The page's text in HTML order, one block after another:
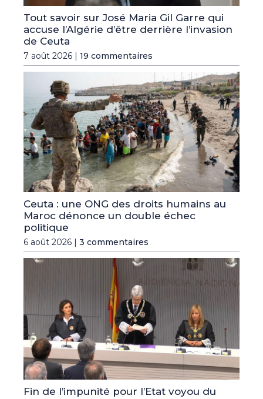
Tout savoir sur José Maria Gil Garre qui
accuse l’Algérie d’être derrière l’invasion
de Ceuta
7 août 2026 | 19 commentaires
Ceuta : une ONG des droits humains au
Maroc dénonce un double échec
politique
6 août 2026 | 3 commentaires
Fin de l’impunité pour l’Etat voyou du